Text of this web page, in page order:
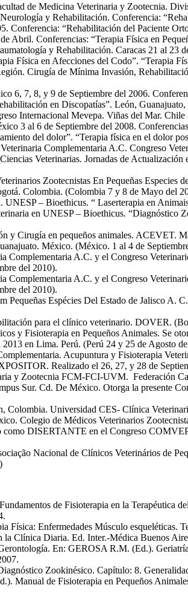
de Medicina Veterinaria y Zootecnia.
y Rehabilitación. Conferencia:
“Rehabilitación del Paciente
Abril. Conferencias: “Terapia Física en
y Rehabilitación. Caracas 21 al 23
Física en Afecciones del Codo”. “Terapia
Cirugía de Mínima Invasión,
6, 7, 8, y 9 de Septiembre del 2006.
en Discopatías”. León,
Internacional Mevepa. Viñas del Mar.
3 al 6 de Septiembre del 2008.
del dolor”. “Terapia física en el dolor
Complementaria A.C. Congreso
Veterinarias. Jornadas de
Zootecnistas En Pequeñas Especies
Colombia. (Colombia 7 y 8 de Mayo del
UNESP – Bioethicus. “ Laserterapia en
en UNESP – Bioethicus. “Diagnóstico
y Cirugía en pequeños animales. ACEVET.
México. (México. 1 al 4 de
Complementaria A.C. y el Congreso
del 2010).
Complementaria A.C. y el Congreso
del 2010).
Pequeñas Espécies Del Estado de Jalisco
para el clínico veterinario. DOVER.
y Fisioterapia en Pequeños Animales. Se
en Lima. Perú. (Perú 24 y 25 de Agosto
Acupuntura y Fisioterapia
Realizado el 26, 27, y 28 de
y Zootecnia FCM-FCI-UVM. Federación
Sur. Cd. De México. Otorga la presente
Universidad CES- Clínica
Colegio de Médicos Veterinarios
como DISERTANTE en el Congreso
Nacional de Clínicos Veterinários de
de Fisioterapia en la Terapéutica
Física: Enfermedades Músculo
Clínica Diaria. Ed. Inter.-Médica Buenos
En: GEROSA R.M. (Ed.).
Zookinésico. Capítulo: 8.
de Fisioterapia en Pequeños